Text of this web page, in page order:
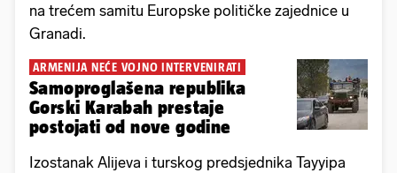
na trećem samitu Europske političke zajednice u
Granadi.
ARMENIJA NEĆE VOJNO INTERVENIRATI
Samoproglašena republika
Gorski Karabah prestaje
postojati od nove godine
Izostanak Alijeva i turskog predsjednika Tayyipa